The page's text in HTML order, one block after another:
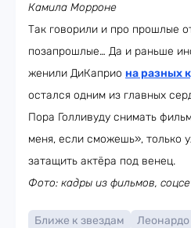
Камила Морроне
Так говорили и про прошлые
позапрошлые… Да и раньше
женили ДиКаприо на разных
остался одним из главных
Пора Голливуду снимать
меня, если сможешь», только
затащить актёра под венец.
Фото: кадры из фильмов,
Ближе к звездам